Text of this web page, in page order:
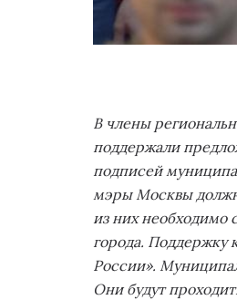
В члены
поддержали
подписей
мэры Москвы
из них необходимо
города. Поддержку
России».
Они будут